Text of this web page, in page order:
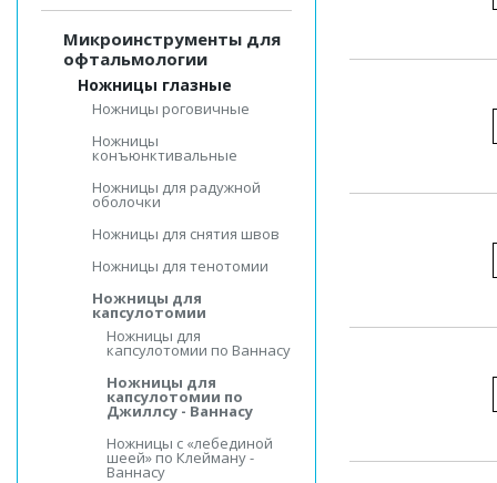
Микроинструменты для
офтальмологии
Ножницы глазные
Ножницы роговичные
Ножницы
конъюнктивальные
Ножницы для радужной
оболочки
Ножницы для снятия швов
Ножницы для тенотомии
Ножницы для
капсулотомии
Ножницы для
капсулотомии по Ваннасу
Ножницы для
капсулотомии по
Джиллсу - Ваннасу
Ножницы с «лебединой
шеей» по Клейману -
Ваннасу